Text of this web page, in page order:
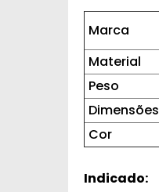
Marca
Material
Peso
Dimensões
Cor
Indicado: